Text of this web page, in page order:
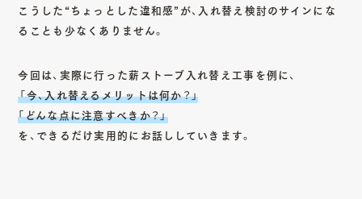
こうした“ちょっとした違和感”が、入れ替え検討のサインにな
ることも少なくありません。
今回は、実際に行った薪ストーブ入れ替え工事を例に、
「今、入れ替えるメリットは何か？」
「どんな点に注意すべきか？」
を、できるだけ実用的にお話ししていきます。